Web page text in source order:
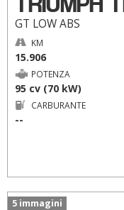
GT LOW ABS
KM
15.906
POTENZA
95 cv (70 kW)
CARBURANTE
--
5 immagini